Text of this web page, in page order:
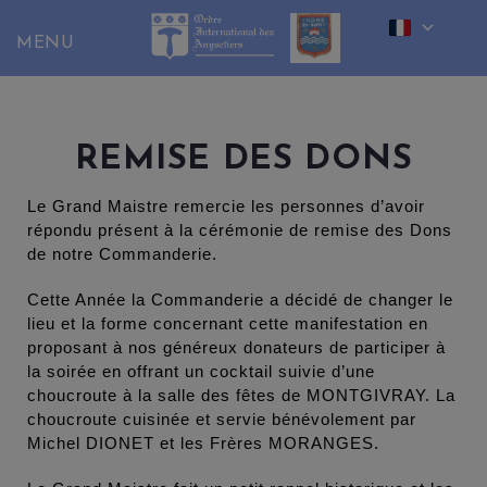
content
REMISE DES DONS
Le Grand Maistre remercie les personnes d’avoir
répondu présent à la cérémonie de remise des Dons
de notre Commanderie.
Cette Année la Commanderie a décidé de changer le
lieu et la forme concernant cette manifestation en
proposant à nos généreux donateurs de participer à
la soirée en offrant un cocktail suivie d’une
choucroute à la salle des fêtes de MONTGIVRAY. La
choucroute cuisinée et servie bénévolement par
Michel DIONET et les Frères MORANGES.